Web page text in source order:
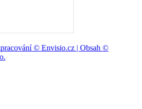
© Envisio.cz | Obsah ©